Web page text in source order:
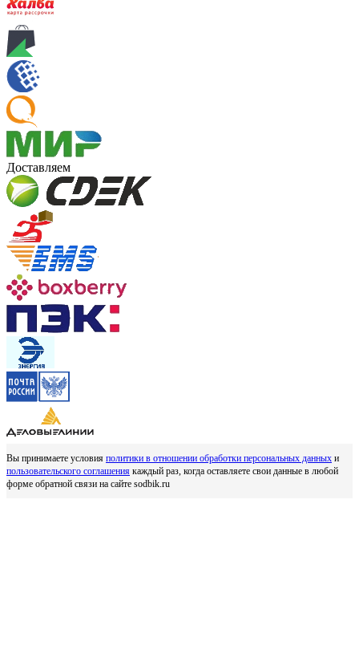
Доставляем
Вы принимаете условия политики в отношении обработки персональных данных и
пользовательского соглашения каждый раз, когда оставляете свои данные в любой
форме обратной связи на сайте sodbik.ru